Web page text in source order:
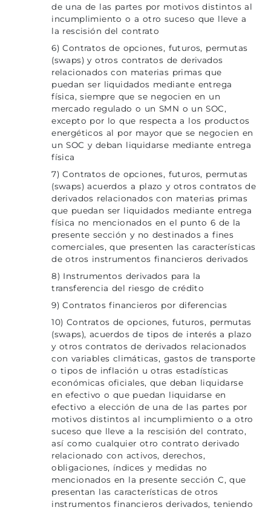
de una de las partes por motivos distintos al
incumplimiento o a otro suceso que lleve a
la rescisión del contrato
6) Contratos de opciones, futuros, permutas
(swaps) y otros contratos de derivados
relacionados con materias primas que
puedan ser liquidados mediante entrega
física, siempre que se negocien en un
mercado regulado o un SMN o un SOC,
excepto por lo que respecta a los productos
energéticos al por mayor que se negocien en
un SOC y deban liquidarse mediante entrega
física
7) Contratos de opciones, futuros, permutas
(swaps) acuerdos a plazo y otros contratos de
derivados relacionados con materias primas
que puedan ser liquidados mediante entrega
física no mencionados en el punto 6 de la
presente sección y no destinados a fines
comerciales, que presenten las características
de otros instrumentos financieros derivados
8) Instrumentos derivados para la
transferencia del riesgo de crédito
9) Contratos financieros por diferencias
10) Contratos de opciones, futuros, permutas
(swaps), acuerdos de tipos de interés a plazo
y otros contratos de derivados relacionados
con variables climáticas, gastos de transporte
o tipos de inflación u otras estadísticas
económicas oficiales, que deban liquidarse
en efectivo o que puedan liquidarse en
efectivo a elección de una de las partes por
motivos distintos al incumplimiento o a otro
suceso que lleve a la rescisión del contrato,
así como cualquier otro contrato derivado
relacionado con activos, derechos,
obligaciones, índices y medidas no
mencionados en la presente sección C, que
presentan las características de otros
instrumentos financieros derivados, teniendo